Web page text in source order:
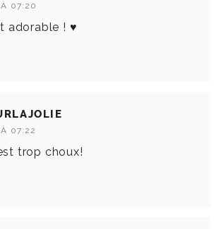
À 07:20
adorable ! ♥
07:22
trop choux!